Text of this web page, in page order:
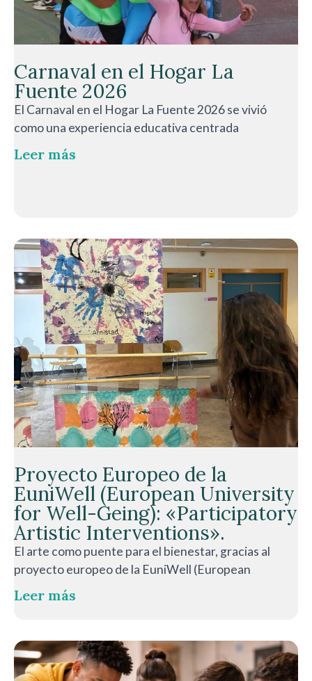
Carnaval en el Hogar La
Fuente 2026
El Carnaval en el Hogar La Fuente 2026 se vivió
como una experiencia educativa centrada
Leer más
Proyecto Europeo de la
EuniWell (European University
for Well-Geing): «Participatory
Artistic Interventions».
El arte como puente para el bienestar, gracias al
proyecto europeo de la EuniWell (European
Leer más